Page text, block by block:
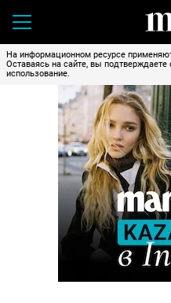
На информационном ресурсе
Оставаясь на сайте, вы подтверждаете
использование.